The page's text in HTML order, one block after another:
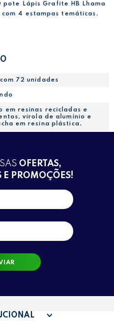
Lápis Grafite HB Lhama
com 4 estampas temáticas.
72 unidades
em resinas recicladas e
virola de alumínio e
em resina plástica.
OFERTAS,
E PROMOÇÕES!